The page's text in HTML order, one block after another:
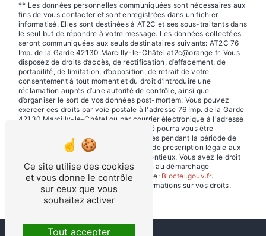
** Les données personnelles communiquées sont nécessaires aux
fins de vous contacter et sont enregistrées dans un fichier
informatisé. Elles sont destinées à AT2C et ses sous-traitants dans
le seul but de répondre à votre message. Les données collectées
seront communiquées aux seuls destinataires suivants: AT2C 76
Imp. de la Garde 42130 Marcilly-le-Châtel at2c@orange.fr. Vous
disposez de droits d’accès, de rectification, d’effacement, de
portabilité, de limitation, d’opposition, de retrait de votre
consentement à tout moment et du droit d’introduire une
réclamation auprès d’une autorité de contrôle, ainsi que
d’organiser le sort de vos données post-mortem. Vous pouvez
exercer ces droits par voie postale à l'adresse 76 Imp. de la Garde
42130 Marcilly-le-Châtel ou par courrier électronique à l'adresse
at2c@orange.fr. Un justificatif d'identité pourra vous être
demandé. Nous conservons vos données pendant la période de
prise de contact puis pendant la durée de prescription légale aux
fins probatoires et de gestion des contentieux. Vous avez le droit
de vous inscrire sur la liste d'opposition au démarchage
téléphonique, disponible à cette adresse: Bloctel.gouv.fr.
Consultez le site cnil.fr pour plus d’informations sur vos droits.
Ce site utilise des cookies
et vous donne le contrôle
sur ceux que vous
souhaitez activer
Tout accepter